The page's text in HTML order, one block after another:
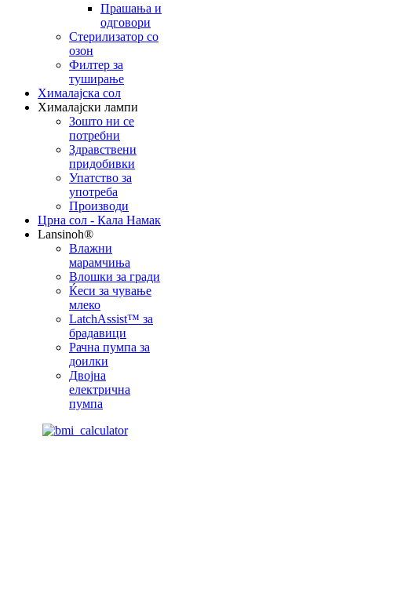
Прашања и
одговори
Стерилизатор со
озон
Филтер за
туширање
Хималајска сол
Хималајски лампи
Зошто ни се
потребни
Здравствени
придобивки
Упатство за
употреба
Производи
Црна сол - Кала Намак
Lansinoh®
Влажни
марамчиња
Влошки за гради
Ќеси за чување
млеко
LatchAssist™ за
брадавици
Рачна пумпа за
доилки
Двојна
електрична
пумпа